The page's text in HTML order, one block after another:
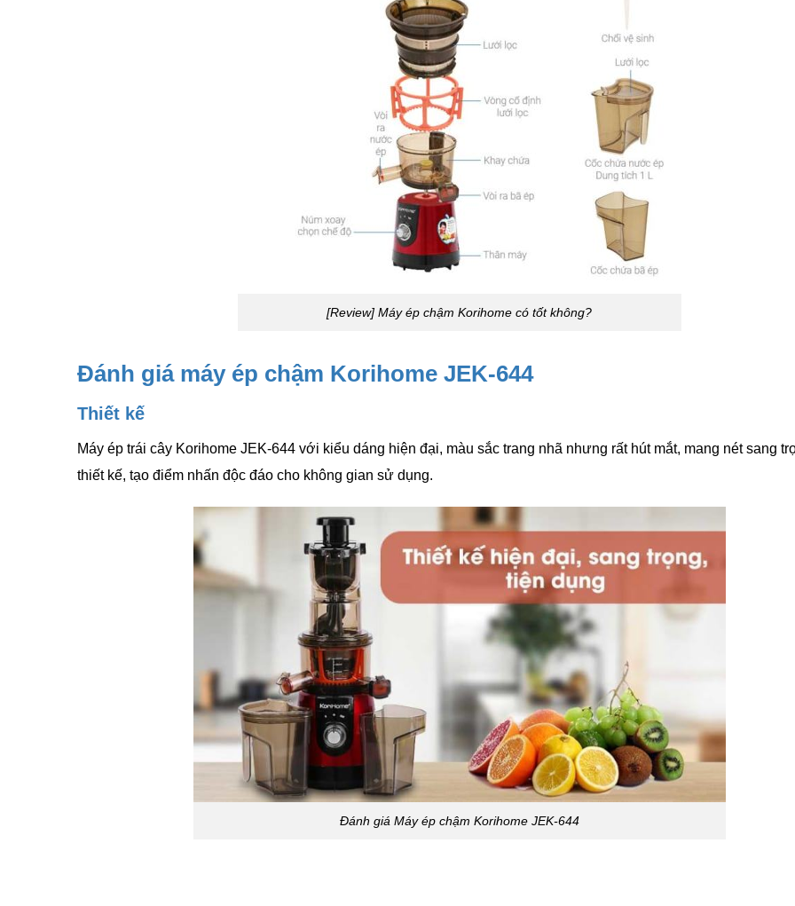
[Review] Máy ép chậm Korihome có tốt không?
Đánh giá máy ép chậm Korihome JEK-644
Thiết kế
Máy ép trái cây Korihome JEK-644 với kiểu dáng hiện đại, màu sắc trang nhã nhưng rất hút mắt, mang nét sang
thiết kế, tạo điểm nhấn độc đáo cho không gian sử dụng.
Đánh giá Máy ép chậm Korihome JEK-644